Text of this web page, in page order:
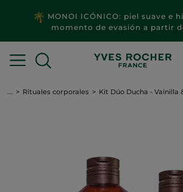
MONOI ICÓNICO: piel suave e
momento de evasión a partir
... Rituales corporales Kit Dúo Ducha - Vainilla